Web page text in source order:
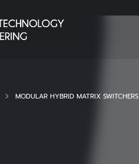
MODULAR HYBRID MATRIX SWITCHERS